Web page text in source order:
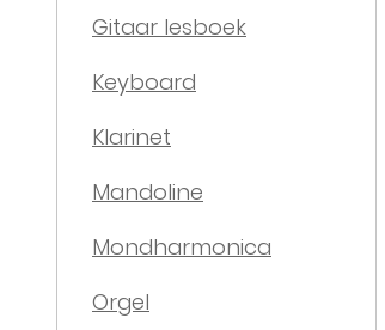
Gitaar lesboek
Keyboard
Klarinet
Mandoline
Mondharmonica
Orgel